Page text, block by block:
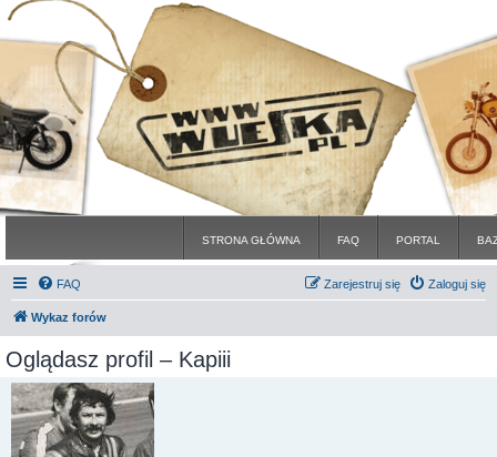
STRONA GŁÓWNA FAQ PORTAL
FAQ Zaloguj się
Zarejestruj się
Wykaz forów
Oglądasz profil – Kapiii